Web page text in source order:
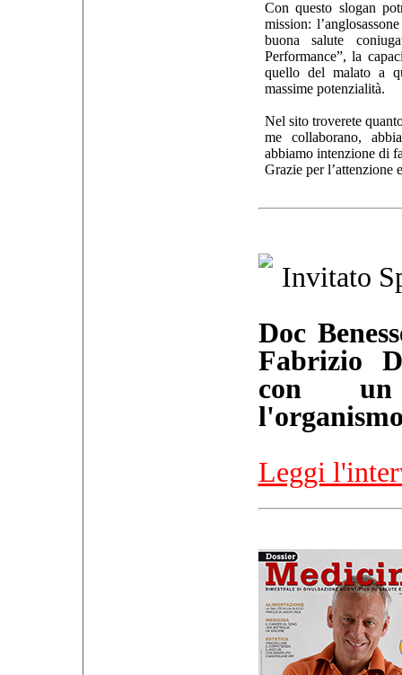
Con questo slogan
mission:
buona salute
Performance”, la
quello del malato a
massime potenzialità.
Nel sito troverete
me collaborano,
abbiamo intenzione di
Grazie per l’attenzione
Invitato
Doc
Fabrizio
con
Leggi